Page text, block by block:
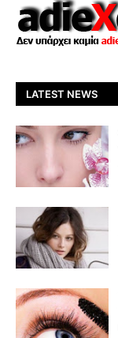
LATEST NEWS